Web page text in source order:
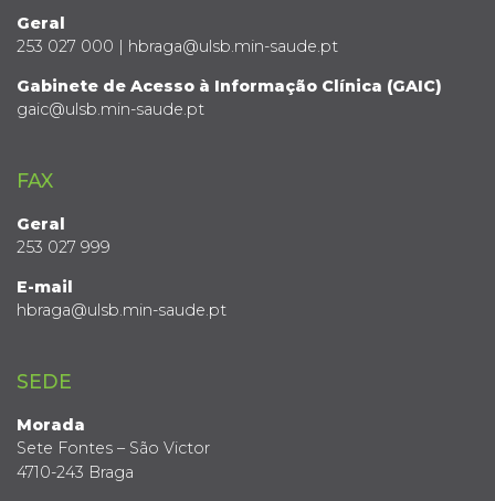
Geral
253 027 000 | hbraga@ulsb.min-saude.pt
Gabinete de Acesso à Informação Clínica (GAIC)
gaic@ulsb.min-saude.pt
FAX
Geral
253 027 999
E-mail
hbraga@ulsb.min-saude.pt
SEDE
Morada
Sete Fontes – São Victor
4710-243 Braga